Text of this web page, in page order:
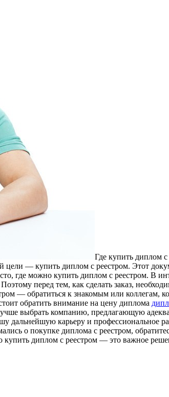
Гдe купить диплoм
цели — купить диплом с реестром. Этот
где можно купить диплом с реестром. В
перед тем, как сделать заказ,
— обратиться к знакомым или коллегам,
обратить внимание на цену диплома
выбрать компанию, предлагающую
дальнейшую карьеру и профессиональное
о покупке диплома с реестром,
диплом с реестром — это важное